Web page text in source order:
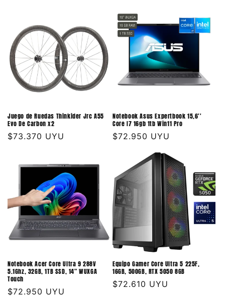
Juego de Ruedas Thinkider Jrc A55
Evo De Carbon x2
Precio
$73.370 UYU
Notebook Asus Expertbook 15,6''
Core I7 16gb 1tb Win11 Pro
Precio
$72.950 UYU
Notebook Acer Core Ultra 9 288V
5.1Ghz, 32GB, 1TB SSD, 14" WUXGA
Touch
Precio
$72.950 UYU
Equipo Gamer Core Ultra 5 225F,
16GB, 500GB, RTX 5050 8GB
Precio
$72.610 UYU